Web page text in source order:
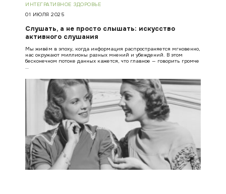
ИНТЕГРАТИВНОЕ ЗДОРОВЬЕ
01 ИЮЛЯ 2025
Слушать, а не просто слышать: искусство
активного слушания
Мы живём в эпоху, когда информация распространяется мгновенно,
нас окружают миллионы разных мнений и убеждений. В этом
бесконечном потоке данных кажется, что главное — говорить громче